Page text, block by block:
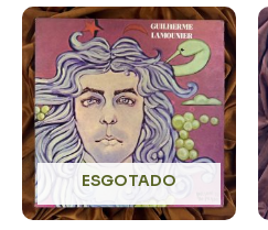
ESGOTADO